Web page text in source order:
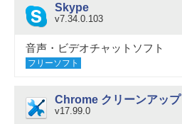
Skype
v7.34.0.103
音声・ビデオチャットソフト
フリーソフト
Chrome クリーンアッ
v17.99.0